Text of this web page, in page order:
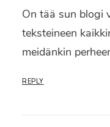
On tää sun blogi
teksteineen
meidänkin
REPLY